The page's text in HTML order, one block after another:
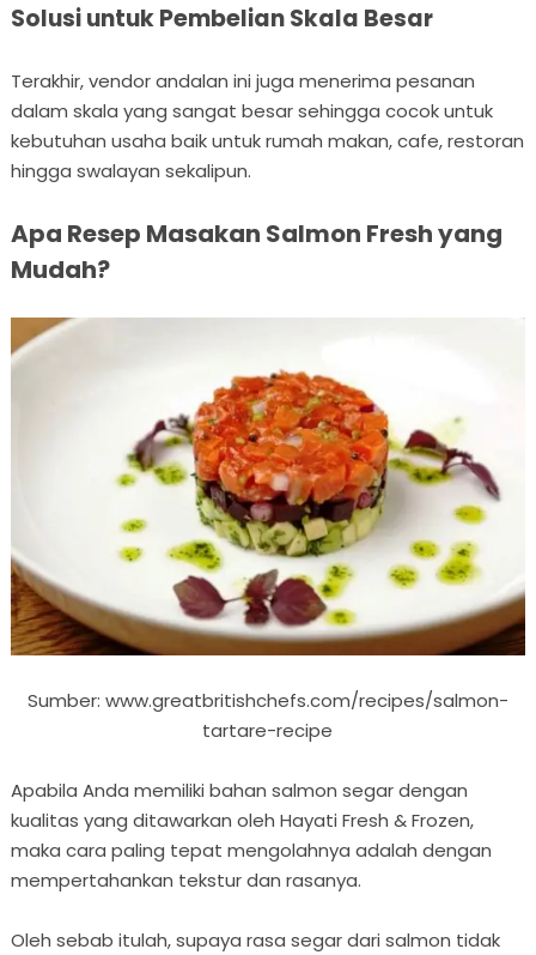
Solusi untuk Pembelian Skala Besar
Terakhir, vendor andalan ini juga menerima pesanan
dalam skala yang sangat besar sehingga cocok untuk
kebutuhan usaha baik untuk rumah makan, cafe, restoran
hingga swalayan sekalipun.
Apa Resep Masakan Salmon Fresh yang
Mudah?
Sumber: www.greatbritishchefs.com/recipes/salmon-
tartare-recipe
Apabila Anda memiliki bahan salmon segar dengan
kualitas yang ditawarkan oleh Hayati Fresh & Frozen,
maka cara paling tepat mengolahnya adalah dengan
mempertahankan tekstur dan rasanya.
Oleh sebab itulah, supaya rasa segar dari salmon tidak